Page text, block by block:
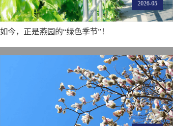
2026-05
如今，正是燕园的“绿色季节”！